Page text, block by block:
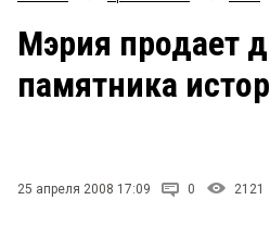
ОБЩЕСТВО
ЗАКОН
СТИЛЬ ЖИЗНИ
Мэрия продает
памятника
25 апреля 2008 17:09 0 2121